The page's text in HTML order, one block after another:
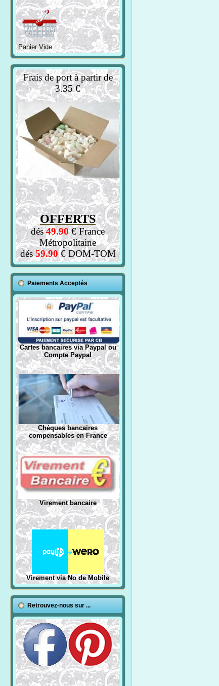
Panier Vide
Frais de port à partir de
3.35 €
OFFERTS
dés49.90€ France
Métropolitaine
dés59.90€ DOM-TOM
Paiements Acceptés
Cartes bancaires via Paypal ou
Compte Paypal
Chèques bancaires
compensables en France
Virement bancaire
Virement via No de Mobile
Retrouvez-nous sur ...